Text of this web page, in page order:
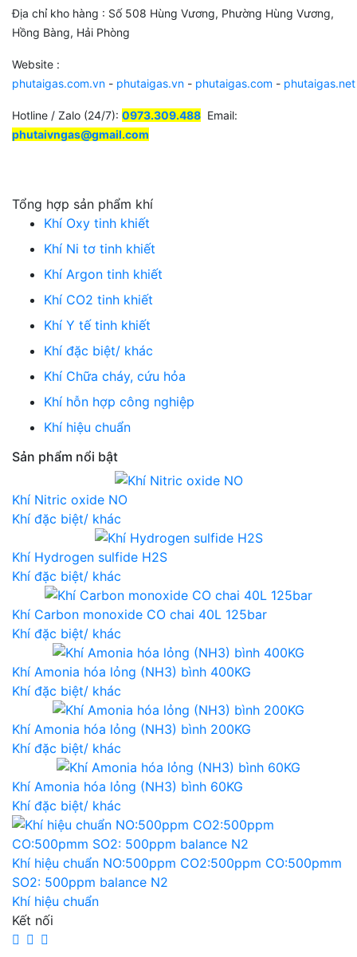
Địa chỉ kho hàng : Số 508 Hùng Vương, Phường Hùng Vương,
Hồng Bàng, Hải Phòng
Website :
phutaigas.com.vn - phutaigas.vn - phutaigas.com - phutaigas.net
Hotline / Zalo (24/7): 0973.309.488 Email:
phutaivngas@gmail.com
Tổng hợp sản phẩm khí
Khí Oxy tinh khiết
Khí Ni tơ tinh khiết
Khí Argon tinh khiết
Khí CO2 tinh khiết
Khí Y tế tinh khiết
Khí đặc biệt/ khác
Khí Chữa cháy, cứu hỏa
Khí hỗn hợp công nghiệp
Khí hiệu chuẩn
Sản phẩm nổi bật
Khí Nitric oxide NO
Khí đặc biệt/ khác
Khí Hydrogen sulfide H2S
Khí đặc biệt/ khác
Khí Carbon monoxide CO chai 40L 125bar
Khí đặc biệt/ khác
Khí Amonia hóa lỏng (NH3) bình 400KG
Khí đặc biệt/ khác
Khí Amonia hóa lỏng (NH3) bình 200KG
Khí đặc biệt/ khác
Khí Amonia hóa lỏng (NH3) bình 60KG
Khí đặc biệt/ khác
Khí hiệu chuẩn NO:500ppm CO2:500ppm CO:500pmm
SO2: 500ppm balance N2
Khí hiệu chuẩn
Kết nối